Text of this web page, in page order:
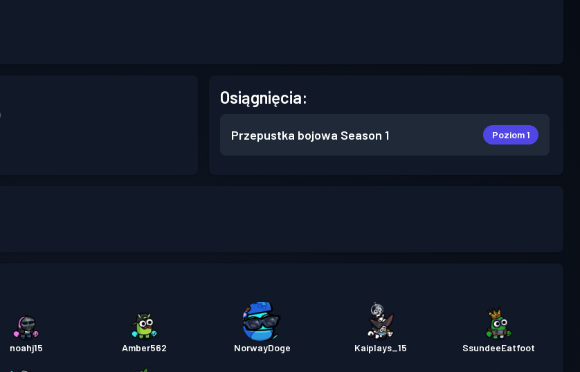
Osiągnięcia:
Przepustka bojowa Season 1 Poziom 1
noahj15 Amber562 NorwayDoge Kaiplays_15 SsundeeEatfoot